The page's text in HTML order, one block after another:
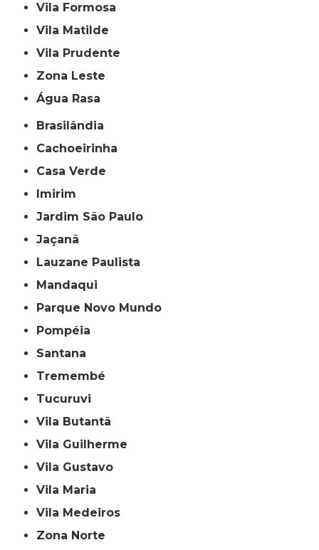
Vila Formosa
Vila Matilde
Vila Prudente
Zona Leste
Água Rasa
Brasilândia
Cachoeirinha
Casa Verde
Imirim
Jardim São Paulo
Jaçanã
Lauzane Paulista
Mandaqui
Parque Novo Mundo
Pompéia
Santana
Tremembé
Tucuruvi
Vila Butantã
Vila Guilherme
Vila Gustavo
Vila Maria
Vila Medeiros
Zona Norte